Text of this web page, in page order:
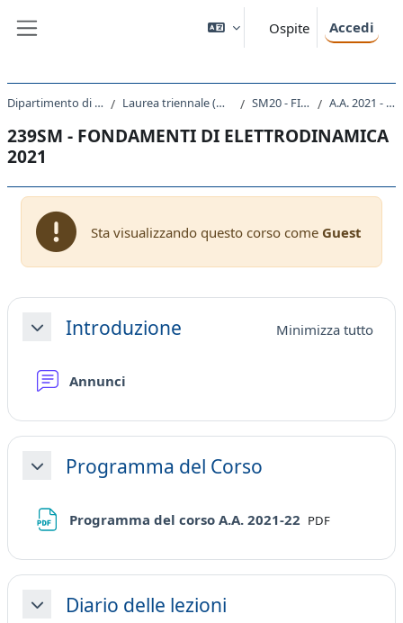
Ospite Accedi
Dipartimento di Fisica Laurea triennale (DM270) SM20 - FISICA A.A. 2021 - 2022
239SM - FONDAMENTI DI ELETTRODINAMICA
2021
Sta visualizzando questo corso come Guest
Schema della sezione
MinimizzaIntroduzione Minimizza tutto
Annunci
MinimizzaProgramma del Corso
Programma del corso A.A. 2021-22 File
PDF
MinimizzaDiario delle lezioni